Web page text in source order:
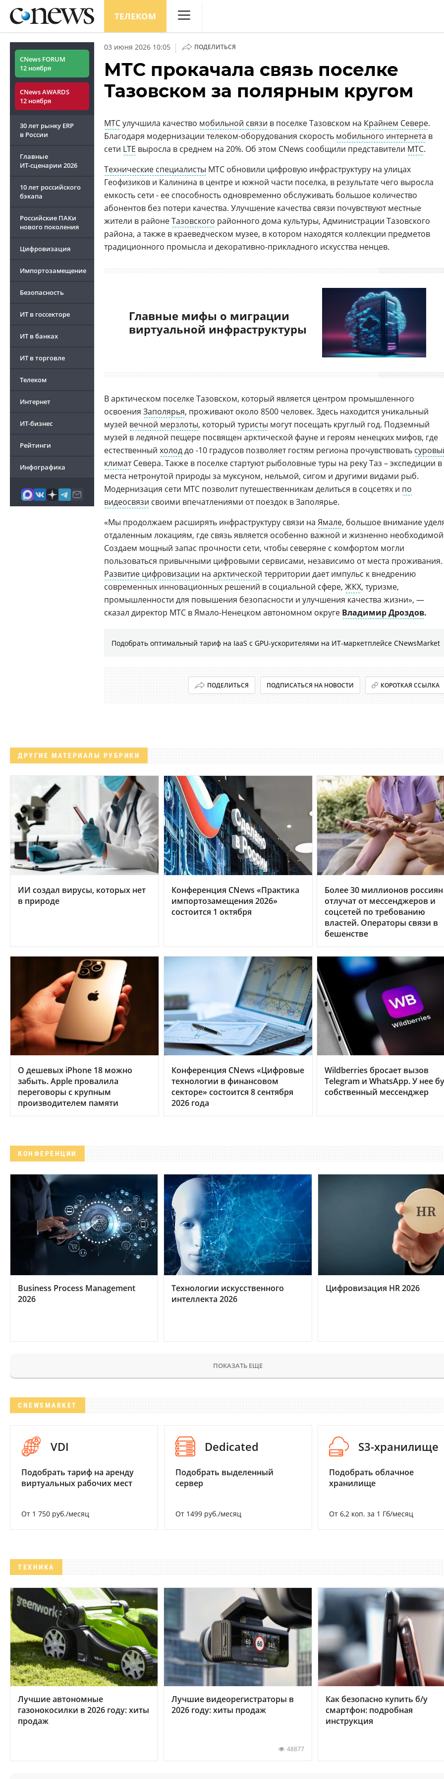
ТЕЛЕКОМ
Аналитика
Конференции
Маркет
ТВ
CNews FORUM
12 ноября
CNews AWARDS
12 ноября
30 лет рынку ERP
в России
Главные
ИТ-сценарии 2026
10 лет российского
бэкапа
Российские ПАКи
нового поколения
Цифровизация
Импортозамещение
Безопасность
ИТ в госсекторе
ИТ в банках
ИТ в торговле
Телеком
Интернет
ИТ-бизнес
Рейтинги
Инфографика
03 июня 2026 10:05 | ПОДЕЛИТЬСЯ
МТС прокачала связь поселке
Тазовском за полярным кругом
МТСулучшила качество мобильной связи в поселке Тазовском на Крайнем Севере.
Благодаря модернизации телеком-оборудования скорость мобильного интернета в
сети LTE выросла в среднем на 20%. Об этом CNews сообщили представители МТС.
Технические специалисты МТС обновили цифровую инфраструктуру на улицах
Геофизиков и Калинина в центре и южной части поселка, в результате чего выросла
емкость сети - ее способность одновременно обслуживать большое количество
абонентов без потери качества. Улучшение качества связи почувствуют местные
жители в районеТазовского районного дома культуры, Администрации Тазовского
района, а также в краеведческом музее, в котором находятся коллекции предметов
традиционного промысла и декоративно-прикладного искусства ненцев.
Главные мифы о миграции
виртуальной инфраструктуры
В арктическом поселке Тазовском, который является центром промышленного
освоения Заполярья, проживают около 8500 человек. Здесь находится уникальный
музей вечной мерзлоты, который туристы могут посещать круглый год. Подземный
музей в ледяной пещере посвящен арктической фауне и героям ненецких мифов, где
естественный холоддо -10 градусов позволяет гостям региона прочувствовать
климатСевера. Также в поселке стартуют рыболовные туры на реку Таз – экспедиции в
места нетронутой природы за муксуном, нельмой, сигом и другими видами рыб.
Модернизация сети МТС позволит путешественникам делиться в соцсетях и по
видеосвязи своими впечатлениями от поездок в Заполярье.
«Мы продолжаем расширять инфраструктуру связи на Ямале, большое внимание
отдаленным локациям, где связь является особенно важной и жизненно
Создаем мощный запас прочности сети, чтобы северяне с комфортом могли
пользоваться привычными цифровыми сервисами, независимо от места проживания.
Развитие цифровизации на арктической территории дает импульс к внедрению
современных инновационных решений в социальной сфере, ЖКХ, туризме,
промышленности для повышения безопасности и улучшения качества жизни», —
сказал директор МТС в Ямало-Ненецком автономном округе Владимир Дроздов.
Подобрать оптимальный тариф на IaaS с GPU-ускорителями на ИТ-маркетплейсе CNewsMarket
ПОДЕЛИТЬСЯ ПОДПИСАТЬСЯ НА НОВОСТИ КОРОТКАЯ ССЫЛКА
ДРУГИЕ МАТЕРИАЛЫ РУБРИКИ
ИИ создал вирусы, которых нет
в природе
Конференция CNews «Практика
импортозамещения 2026»
состоится 1 октября
Более 30 миллионов россиян
отлучат от мессенджеров и
соцсетей по требованию
властей. Операторы связи в
бешенстве
О дешевых iPhone 18 можно
забыть. Apple провалила
переговоры с крупным
производителем памяти
Конференция CNews «Цифровые
технологии в финансовом
секторе» состоится 8 сентября
2026 года
Wildberries бросает вызов
Telegram и WhatsApp. У нее
собственный мессенджер
КОНФЕРЕНЦИИ
Business Process Management
2026
Технологии искусственного
интеллекта 2026
Цифровизация HR 2026
ПОКАЗАТЬ ЕЩЕ
CNEWSMARKET
VDI
Подобрать тариф на аренду
виртуальных рабочих мест
От 1 750 руб./месяц
Dedicated
Подобрать выделенный
сервер
От 1499 руб./месяц
S3-хранилище
Подобрать облачное
хранилище
От 6,2 коп. за 1 Гб/месяц
ТЕХНИКА
Лучшие автономные
газонокосилки в 2026 году: хиты
продаж
Лучшие видеорегистраторы в
2026 году: хиты продаж
48877
Как безопасно купить б/у
смартфон: подробная
инструкция